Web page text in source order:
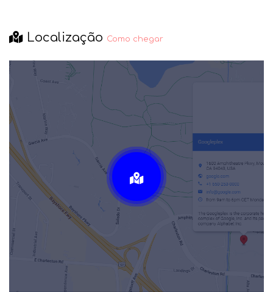
Localização Como chegar